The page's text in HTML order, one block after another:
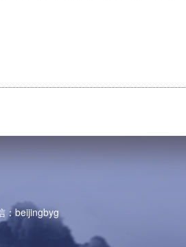
：beijingbyg